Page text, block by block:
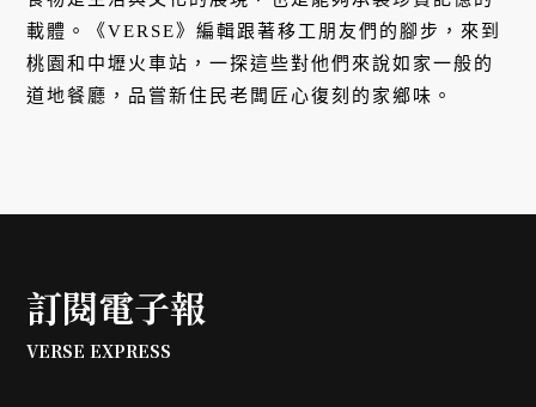
載體。《VERSE》編輯跟著移工朋友們的腳步，來到
桃園和中壢火車站，一探這些對他們來說如家一般的
道地餐廳，品嘗新住民老闆匠心復刻的家鄉味。
訂閱電子報
VERSE EXPRESS